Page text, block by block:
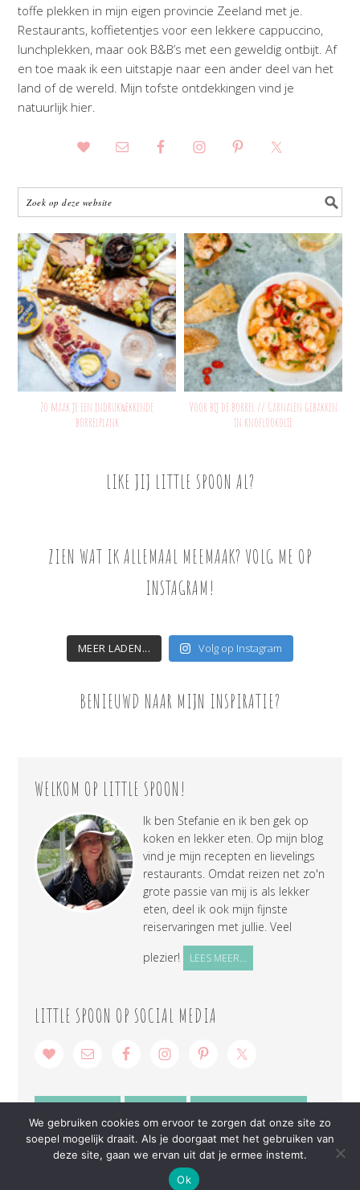
toffe plekken in mijn eigen provincie Zeeland met je.
Restaurants, koffietentjes voor een lekkere cappuccino,
lunchplekken, maar ook B&B’s met een geweldig ontbijt. Af
en toe maak ik een uitstapje naar een ander deel van het
land of de wereld. Mijn tofste ontdekkingen vind je
natuurlijk hier.
Zo maak je een indrukwekkende
borrelplank
Voor bij de borrel // Garnalen gebakken
in knoflookolie
LIKE JIJ LITTLE SPOON AL?
ZIEN WAT IK ALLEMAAL MEEMAAK? VOLG ME OP
INSTAGRAM!
MEER LADEN... Volg op Instagram
BENIEUWD NAAR MIJN INSPIRATIE?
WELKOM OP LITTLE SPOON!
Ik ben Stefanie en ik ben gek op
koken en lekker eten. Op mijn blog
vind je mijn recepten en lievelings
restaurants. Omdat reizen net zo'n
grote passie van mij is als lekker
eten, deel ik ook mijn fijnste
reiservaringen met jullie. Veel
plezier!
LEES MEER...
LITTLE SPOON OP SOCIAL MEDIA
COPYRIGHT © 2026 · LITTLE SPOON
We gebruiken cookies om ervoor te zorgen dat onze site zo
soepel mogelijk draait. Als je doorgaat met het gebruiken van
deze site, gaan we ervan uit dat je ermee instemt.
Ok